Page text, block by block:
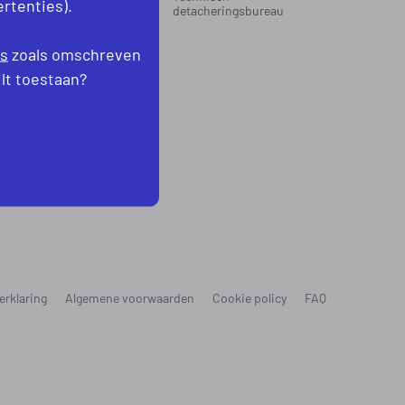
detacheringsbureau
Algemene voorwaarden Cookie policy FAQ
zoals omschreven
toestaan?